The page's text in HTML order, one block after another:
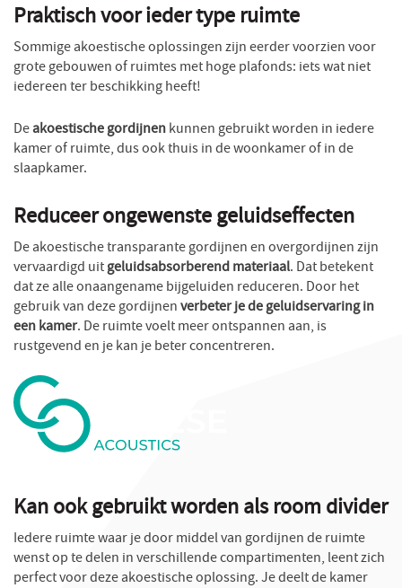
Praktisch voor ieder type ruimte
Sommige akoestische oplossingen zijn eerder voorzien voor
grote gebouwen of ruimtes met hoge plafonds: iets wat niet
iedereen ter beschikking heeft!
Deakoestische gordijnenkunnen gebruikt worden in iedere
kamer of ruimte, dus ook thuis in de woonkamer of in de
slaapkamer.
Reduceer ongewenste geluidseffecten
De akoestische transparante gordijnen en overgordijnen zijn
vervaardigd uitgeluidsabsorberend materiaal. Dat betekent
dat ze alle onaangename bijgeluiden reduceren. Door het
gebruik van deze gordijnenverbeter je de geluidservaring in
een kamer. De ruimte voelt meer ontspannen aan, is
rustgevend en je kan je beter concentreren.
Kan ook gebruikt worden als room divider
Iedere ruimte waar je door middel van gordijnen de ruimte
wenst op te delen in verschillende compartimenten, leent zich
perfect voor deze akoestische oplossing. Je deelt de kamer